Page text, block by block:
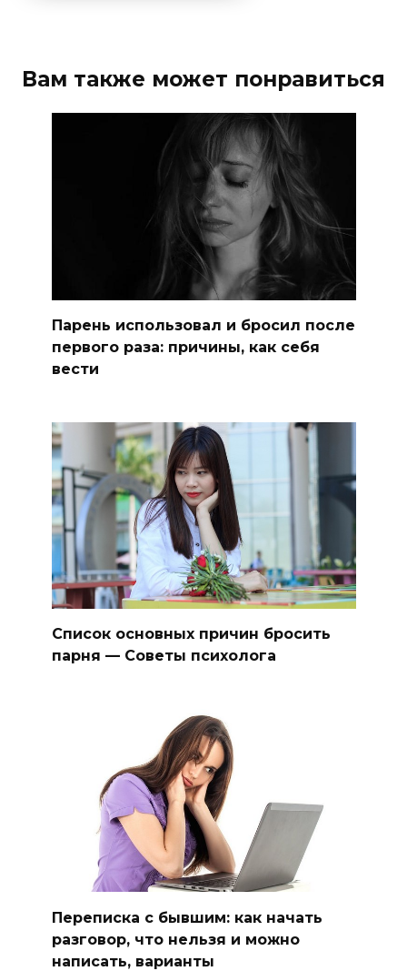
Вам также может понравиться
Парень использовал и бросил после
первого раза: причины, как себя
вести
Список основных причин бросить
парня — Советы психолога
Переписка с бывшим: как начать
разговор, что нельзя и можно
написать, варианты